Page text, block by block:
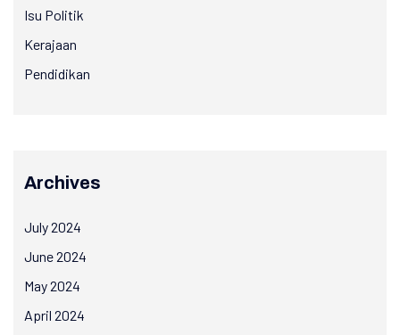
Isu Politik
Kerajaan
Pendidikan
Archives
July 2024
June 2024
May 2024
April 2024